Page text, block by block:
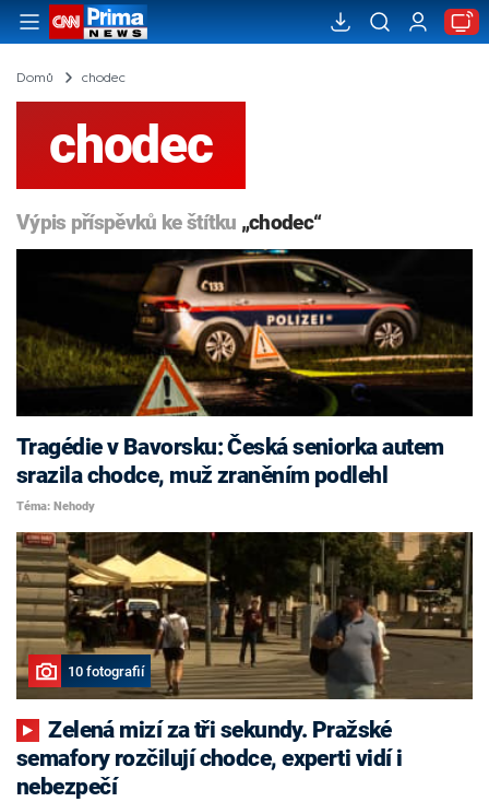
Domů chodec
chodec
Výpis příspěvků ke štítku „chodec“
Tragédie v Bavorsku: Česká seniorka autem
srazila chodce, muž zraněním podlehl
Téma: Nehody
10 fotografií
Zelená mizí za tři sekundy. Pražské
semafory rozčilují chodce, experti vidí i
nebezpečí